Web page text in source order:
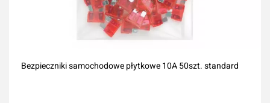
Bezpieczniki samochodowe płytkowe 10A 50szt. standard